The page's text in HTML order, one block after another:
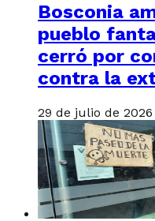
Bosconia
pueblo
cerró por
contra la
29 de julio de 2026